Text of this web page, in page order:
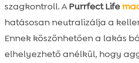
szagkontroll. APurrfect Life
hatásosan neutralizálja a
Ennek köszönhetően a lakás
elhelyezhető anélkül, hogy